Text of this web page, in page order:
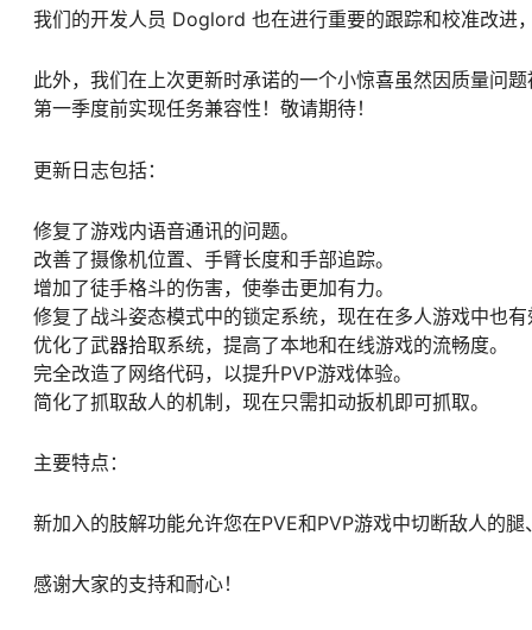
我们的开发人员 Doglord 也在进行重要的跟踪和校准改进
此外，我们在上次更新时承诺的一个小惊喜虽然因质量问
第一季度前实现任务兼容性！敬请期待！
更新日志包括：
修复了游戏内语音通讯的问题。
改善了摄像机位置、手臂长度和手部追踪。
增加了徒手格斗的伤害，使拳击更加有力。
修复了战斗姿态模式中的锁定系统，现在在多人游戏中也有
优化了武器拾取系统，提高了本地和在线游戏的流畅度。
完全改造了网络代码，以提升PVP游戏体验。
简化了抓取敌人的机制，现在只需扣动扳机即可抓取。
主要特点：
新加入的肢解功能允许您在PVE和PVP游戏中切断敌人的
感谢大家的支持和耐心！